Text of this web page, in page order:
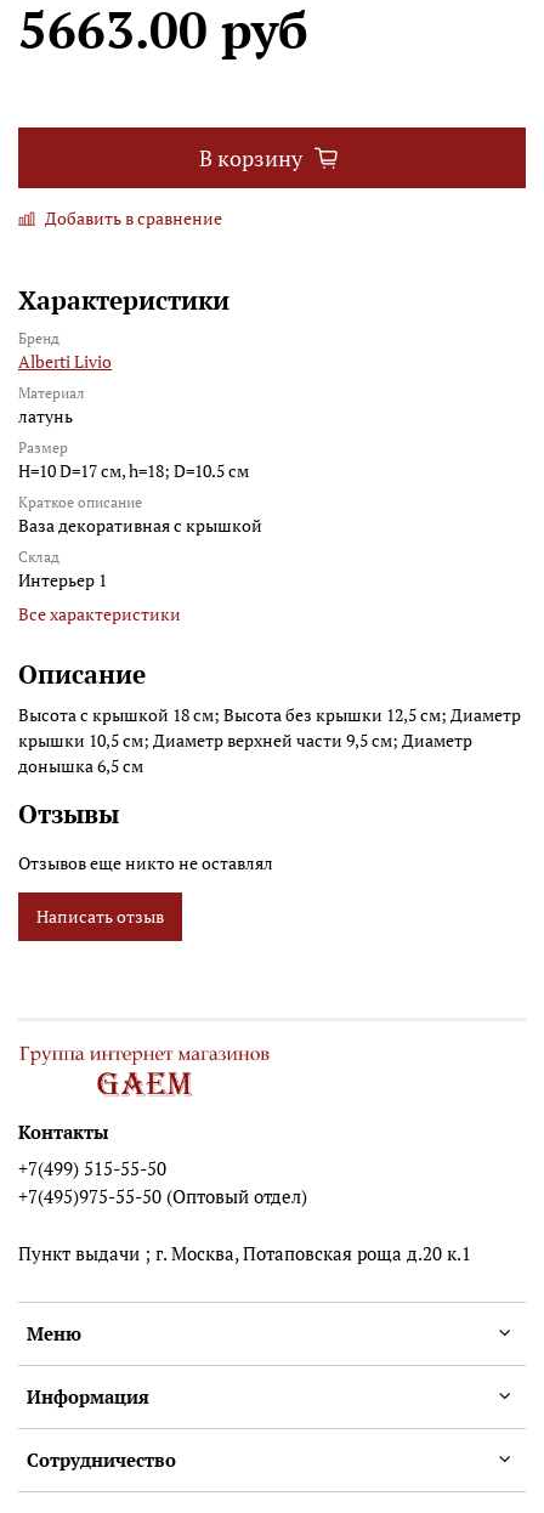
5663.00 руб
В корзину
Добавить в сравнение
Характеристики
Бренд
Alberti Livio
Материал
латунь
Размер
H=10 D=17 см, h=18; D=10.5 см
Краткое описание
Ваза декоративная с крышкой
Склад
Интерьер 1
Все характеристики
Описание
Высота с крышкой 18 см; Высота без крышки 12,5 см; Диаметр
крышки 10,5 см; Диаметр верхней части 9,5 см; Диаметр
донышка 6,5 см
Отзывы
Отзывов еще никто не оставлял
Написать отзыв
Меню
Информация
Сотрудничество
Контакты
+7(499) 515-55-50
+7(495)975-55-50 (Оптовый отдел)
Пункт выдачи ; г. Москва, Потаповская роща д.20 к.1